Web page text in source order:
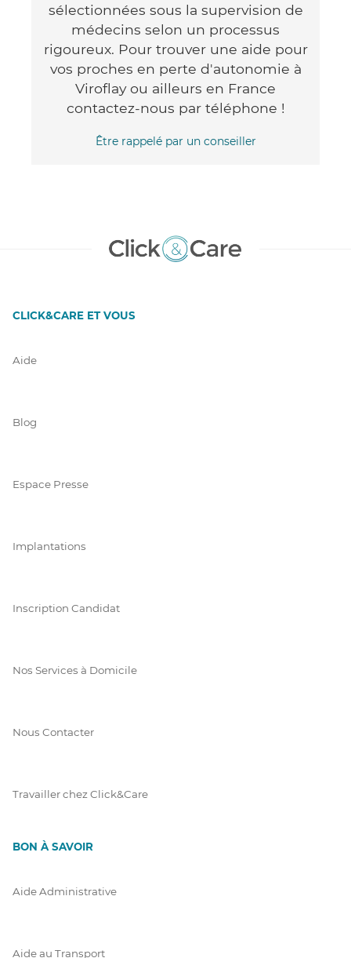
sélectionnées sous la supervision de
médecins selon un processus
rigoureux. Pour trouver une aide pour
vos proches en perte d'autonomie à
Viroflay ou ailleurs en France
contactez-nous par téléphone !
Être rappelé par un conseiller
CLICK&CARE ET VOUS
Aide
Blog
Espace Presse
Implantations
Inscription Candidat
Nos Services à Domicile
Nous Contacter
Travailler chez Click&Care
BON À SAVOIR
Aide Administrative
Aide au Transport